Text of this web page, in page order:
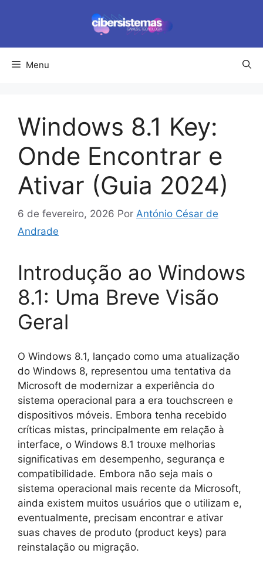
conteúdo
Menu
Windows 8.1 Key:
Onde Encontrar e
Ativar (Guia 2024)
6 de fevereiro, 2026 Por António César de
Andrade
Introdução ao Windows
8.1: Uma Breve Visão
Geral
O Windows 8.1, lançado como uma atualização
do Windows 8, representou uma tentativa da
Microsoft de modernizar a experiência do
sistema operacional para a era touchscreen e
dispositivos móveis. Embora tenha recebido
críticas mistas, principalmente em relação à
interface, o Windows 8.1 trouxe melhorias
significativas em desempenho, segurança e
compatibilidade. Embora não seja mais o
sistema operacional mais recente da Microsoft,
ainda existem muitos usuários que o utilizam e,
eventualmente, precisam encontrar e ativar
suas chaves de produto (product keys) para
reinstalação ou migração.